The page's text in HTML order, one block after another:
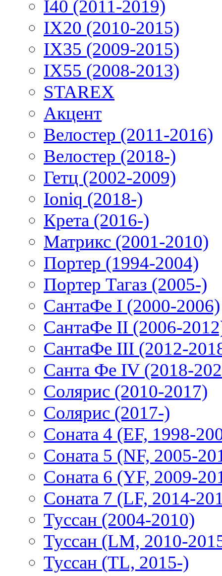
I40 (2011-2019)
IX20 (2010-2015)
IX35 (2009-2015)
IX55 (2008-2013)
STAREX
Акцент
Велостер (2011-2016)
Велостер (2018-)
Гетц (2002-2009)
Ioniq (2018-)
Крета (2016-)
Матрикс (2001-2010)
Портер (1994-2004)
Портер Тагаз (2005-)
СантаФе I (2000-2006)
СантаФе II (2006-
СантаФе III (2012-
Санта Фе IV (2018-
Солярис (2010-2017)
Солярис (2017-)
Соната 4 (EF, 1998-
Соната 5 (NF, 2005-
Соната 6 (YF, 2009-
Соната 7 (LF, 2014-
Туссан (2004-2010)
Туссан (LM, 2010-
Туссан (TL, 2015-)